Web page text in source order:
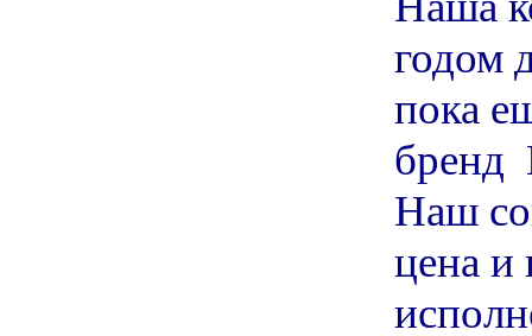
годом
пока
бренд
Наш
цена и